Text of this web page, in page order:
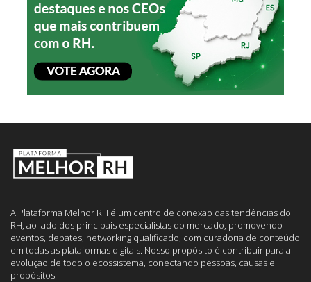
A Plataforma Melhor RH é um centro de conexão das tendências do
RH, ao lado dos principais especialistas do mercado, promovendo
eventos, debates, networking qualificado, com curadoria de conteúdo
em todas as plataformas digitais. Nosso propósito é contribuir para a
evolução de todo o ecossistema, conectando pessoas, causas e
propósitos.